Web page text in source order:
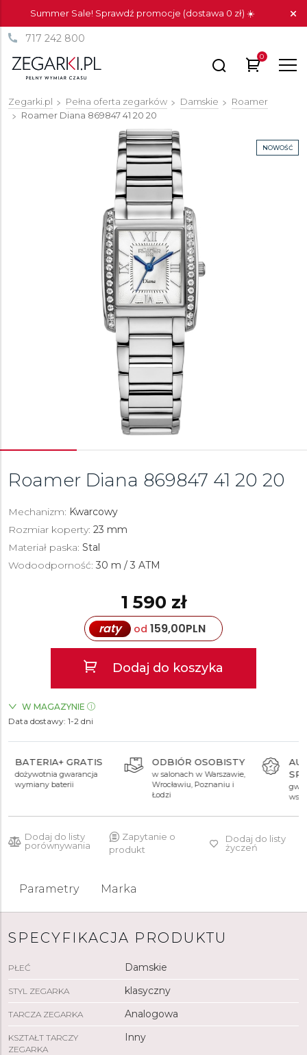
Summer Sale! Sprawdź promocje (dostawa 0 zł) ☀️
717 242 800
0
Zegarki.pl Pełna oferta zegarków Damskie
Roamer
Roamer Diana 869847 41 20 20
NOWOŚĆ
Roamer Diana 869847 41 20 20
Mechanizm: Kwarcowy
Rozmiar koperty: 23 mm
Materiał paska: Stal
Wodoodporność: 30 m / 3 ATM
1 590 zł
raty od 159,00PLN
Dodaj do koszyka
W MAGAZYNIE
ZEGARKI.PL Sky Tower Wrocław
Data dostawy: 1-2 dni
ODBIÓR OSOBISTY
w salonach w Warszawie,
Wrocławiu, Poznaniu i
AUTORYZOWANY
SPRZEDAWCA
gwarancja oryginalności
Dodaj do listy
porównywania
Zapytanie o
produkt
Dodaj do listy
życzeń
Parametry Marka
SPECYFIKACJA PRODUKTU
PŁEĆ Damskie
STYL ZEGARKA klasyczny
TARCZA ZEGARKA Analogowa
KSZTAŁT TARCZY
ZEGARKA
Inny